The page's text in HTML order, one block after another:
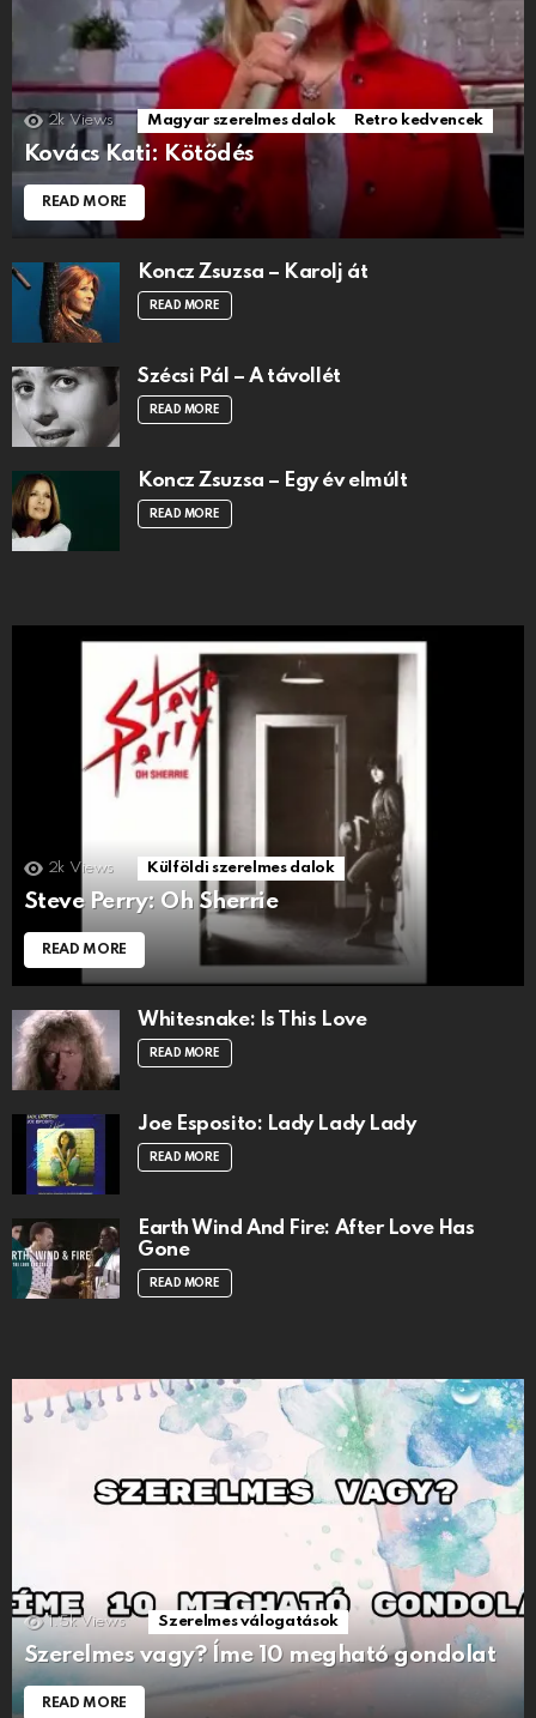
2k Views Magyar szerelmes dalok Retro kedvencek
Kovács Kati: Kötődés
READ MORE
Koncz Zsuzsa – Karolj át
READ MORE
Szécsi Pál – A távollét
READ MORE
Koncz Zsuzsa – Egy év elmúlt
READ MORE
2k Views Külföldi szerelmes dalok
Steve Perry: Oh Sherrie
READ MORE
Whitesnake: Is This Love
READ MORE
Joe Esposito: Lady Lady Lady
READ MORE
Earth Wind And Fire: After Love Has
Gone
READ MORE
1.5k Views Szerelmes válogatások
Szerelmes vagy? Íme 10 megható gondolat
READ MORE